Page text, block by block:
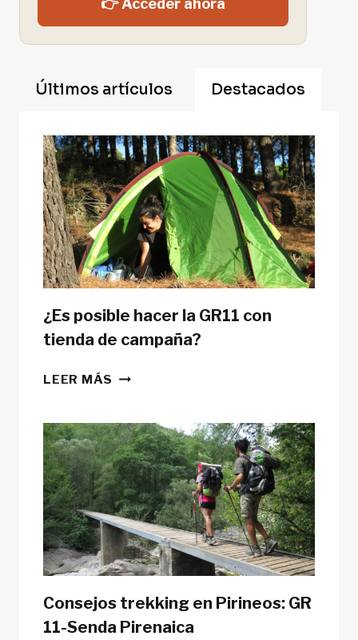
👉 Acceder ahora
Últimos artículos Destacados
¿Es posible hacer la GR11 con
tienda de campaña?
LEER MÁS ¿ES
LA
GR11
CON
TIENDA
DE
CAMPAÑA?
Consejos trekking en Pirineos: GR
11-Senda Pirenaica